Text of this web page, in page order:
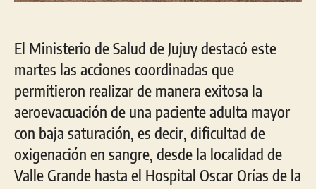
El Ministerio de Salud de Jujuy destacó este
martes las acciones coordinadas que
permitieron realizar de manera exitosa la
aeroevacuación de una paciente adulta mayor
con baja saturación, es decir, dificultad de
oxigenación en sangre, desde la localidad de
Valle Grande hasta el Hospital Oscar Orías de la